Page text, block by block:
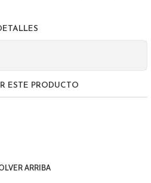
ESTE PRODUCTO
ARRIBA